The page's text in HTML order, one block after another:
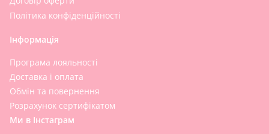
Політика конфіденційності
Інформація
Програма лояльності
Доставка і оплата
Обмін та повернення
Розрахунок сертифікатом
Ми в Інстаграм